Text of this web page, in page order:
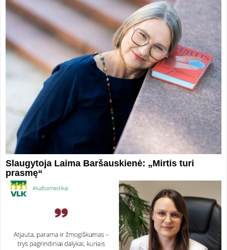
Slaugytoja Laima Baršauskienė: „Mirtis turi
prasmę“